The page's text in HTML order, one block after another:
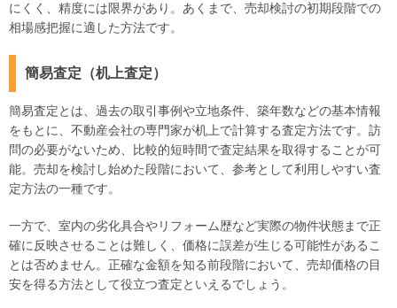
にくく、精度には限界があり。あくまで、売却検討の初期段階での
相場感把握に適した方法です。
簡易査定（机上査定）
簡易査定とは、過去の取引事例や立地条件、築年数などの基本情報
をもとに、不動産会社の専門家が机上で計算する査定方法です。訪
問の必要がないため、比較的短時間で査定結果を取得することが可
能。売却を検討し始めた段階において、参考として利用しやすい査
定方法の一種です。
一方で、室内の劣化具合やリフォーム歴など実際の物件状態まで正
確に反映させることは難しく、価格に誤差が生じる可能性があるこ
とは否めません。正確な金額を知る前段階において、売却価格の目
安を得る方法として役立つ査定といえるでしょう。